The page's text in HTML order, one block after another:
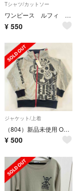
Tシャツ/カットソー
ワンピース ルフィ Tシャツ 160cm
¥ 550
ジャケット/上着
（804）新品未使用 ONE PIECE フード付きパーカー 150cm
¥ 500